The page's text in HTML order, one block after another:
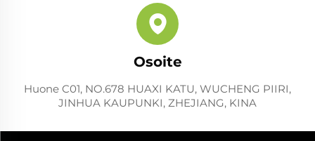
Osoite
Huone C01, NO.678 HUAXI KATU, WUCHENG PIIRI,
JINHUA KAUPUNKI, ZHEJIANG, KINA